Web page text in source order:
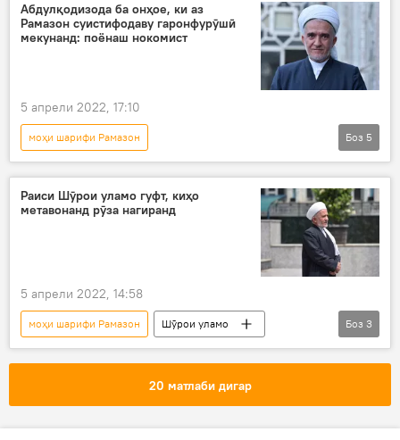
Абдулқодизода ба онҳое, ки аз
Рамазон суистифодаву гаронфурӯшӣ
мекунанд: поёнаш нокомист
5 апрели 2022, 17:10
моҳи шарифи Рамазон
Саидмукаррам Абдулқодирзода
Шӯрои уламои ҶТ
Иҷтимоъ
бозор
нарху наво
Боз 5
Раиси Шӯрои уламо гуфт, киҳо
метавонанд рӯза нагиранд
5 апрели 2022, 14:58
моҳи шарифи Рамазон
Шӯрои уламо
Дар Тоҷикистон
рӯзадорӣ
Боз 3
20 матлаби дигар